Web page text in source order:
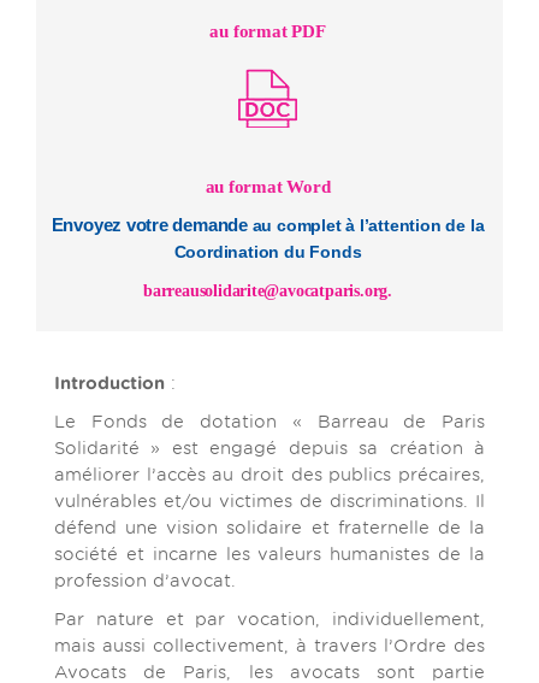
au format PDF
au format Word
Envoyez votre demandeau complet à l’attention de la
Coordination du Fonds
barreausolidarite@avocatparis.org.
Introduction :
Le Fonds de dotation « Barreau de Paris
Solidarité » est engagé depuis sa création à
améliorer l’accès au droit des publics précaires,
vulnérables et/ou victimes de discriminations. Il
défend une vision solidaire et fraternelle de la
société et incarne les valeurs humanistes de la
profession d’avocat.
Par nature et par vocation, individuellement,
mais aussi collectivement, à travers l’Ordre des
Avocats de Paris, les avocats sont partie